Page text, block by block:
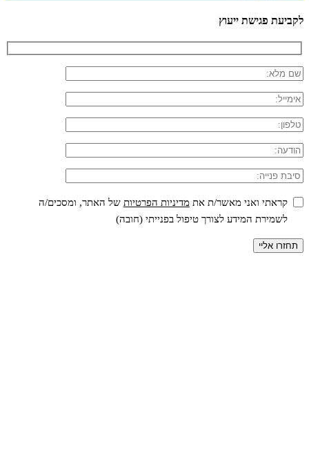
לקביעת פגישת ייעוץ
קראתי ואני מאשר/ת את מדיניות הפרטיות של האתר, ומסכים/ה
לשמירת המידע לצורך טיפול בפנייתי (חובה)